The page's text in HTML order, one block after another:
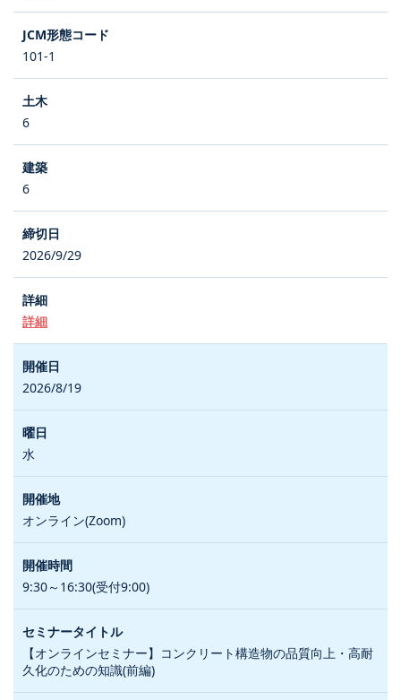
101-1
6
6
2026/9/29
詳細
2026/8/19
水
オンライン(Zoom)
9:30～16:30(受付9:00)
【オンラインセミナー】コンクリート構造物の品質向上・高耐
久化のための知識(前編)